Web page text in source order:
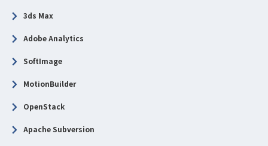
3ds Max
Adobe Analytics
SoftImage
MotionBuilder
OpenStack
Apache Subversion